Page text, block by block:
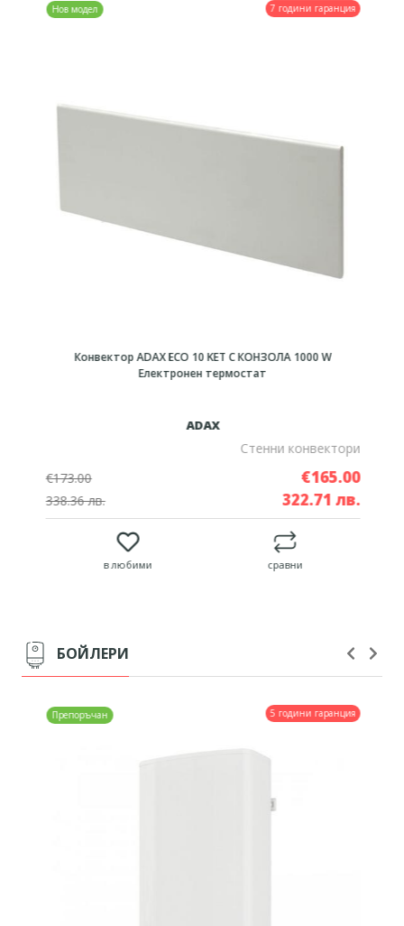
7 години гаранция
Нов модел
Конвектор ADAX ECO 10 KET С КОНЗОЛА 1000 W
Електронен термостат
ADAX
Стенни конвектори
€173.00
€165.00
338.36 лв. 322.71 лв.
в любими сравни
БОЙЛЕРИ
5 години гаранция
Препоръчан